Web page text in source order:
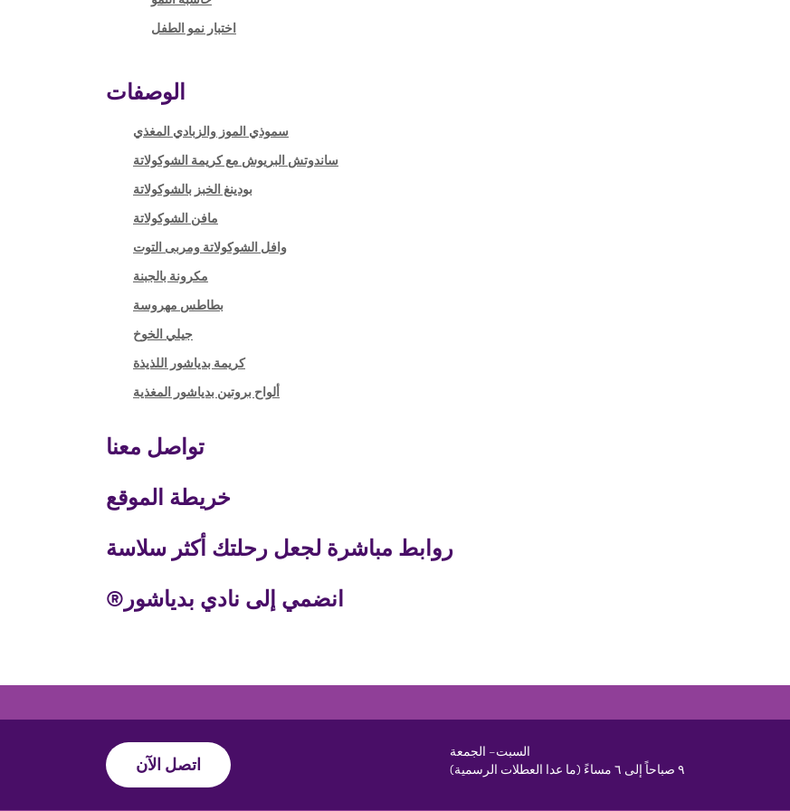
اختبار نمو الطفل
الوصفات
سموذي الموز والزبادي المغذي
ساندوتش البريوش مع كريمة الشوكولاتة
بودينغ الخبز بالشوكولاتة
مافن الشوكولاتة
وافل الشوكولاتة ومربى التوت
مكرونة بالجبنة
بطاطس مهروسة
جيلي الخوخ
كريمة بدياشور اللذيذة
ألواح بروتين بدياشور المغذية
تواصل معنا
خريطة الموقع
روابط مباشرة لجعل رحلتك أكثر سلاسة
انضمي إلى نادي بدياشور®
السبت– الجمعة
٩ صباحاً إلى ٦ مساءً (ما عدا العطلات الرسمية)
اتصل الآن